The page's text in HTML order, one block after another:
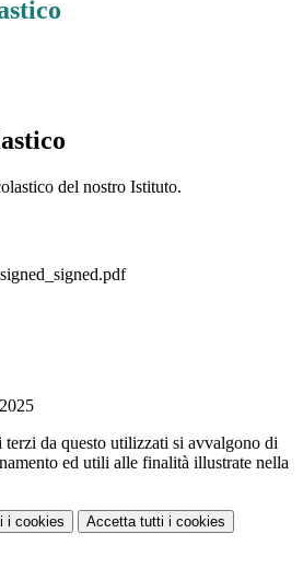
del nostro Istituto.
da questo utilizzati si avvalgono di
ed utili alle finalità illustrate nella
i cookies Accetta tutti i cookies